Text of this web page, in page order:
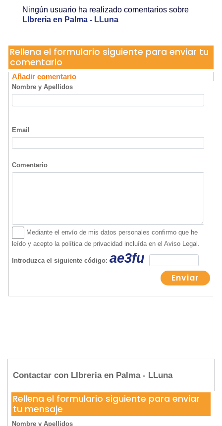
Contactar con LIbreria en Palma - LLuna